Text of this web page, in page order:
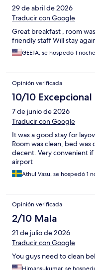
29 de abril de 2026
Traducir con Google
Great breakfast , room
friendly staff Will stay
GEETA, se hospedó 1 noche
Opinión verificada
10/10 Excepcional
7 de junio de 2026
Traducir con Google
It was a good stay for
Room was clean, bed
decent. Very convenient
airport
Athul Vasu, se hospedó 1
Opinión verificada
2/10 Mala
21 de julio de 2026
Traducir con Google
You guys need to clean
Himansukumar, se